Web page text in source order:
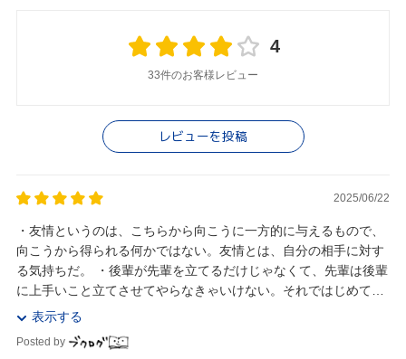
4
33件のお客様レビュー
レビューを投稿
2025/06/22
・友情というのは、こちらから向こうに一方的に与えるもので、
向こうから得られる何かではない。友情とは、自分の相手に対す
る気持ちだ。 ・後輩が先輩を立てるだけじゃなくて、先輩は後輩
に上手いこと立てさせてやらなきゃいけない。それではじめて、
お互いに気分よく付き合える。 先輩が煙草を吸...
表示する
Posted by